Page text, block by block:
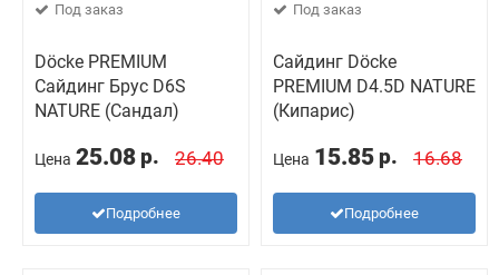
Под заказ
Döcke PREMIUM
Сайдинг Брус D6S
NATURE (Сандал)
Цена 25.08 р. 26.40
Подробнее
Под заказ
Сайдинг Döcke
PREMIUM D4.5D NATURE
(Кипарис)
Цена 15.85 р. 16.68
Подробнее